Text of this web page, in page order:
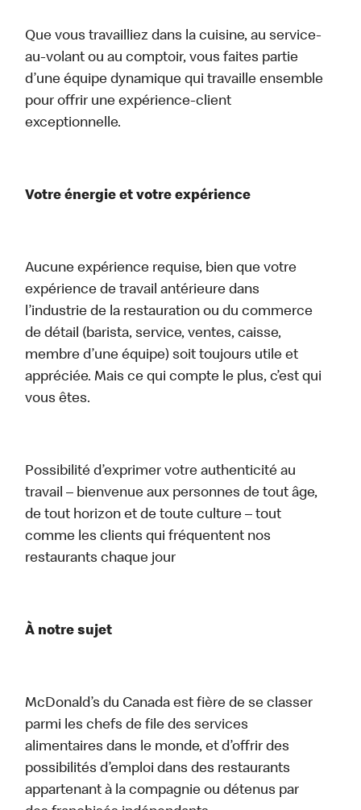
Que vous travailliez dans la cuisine, au service-
au-volant ou au comptoir, vous faites partie
d’une équipe dynamique qui travaille ensemble
pour offrir une expérience-client
exceptionnelle.
Votre énergie et votre expérience
Aucune expérience requise, bien que votre
expérience de travail antérieure dans
l’industrie de la restauration ou du commerce
de détail (barista, service, ventes, caisse,
membre d’une équipe) soit toujours utile et
appréciée. Mais ce qui compte le plus, c’est qui
vous êtes.
Possibilité d’exprimer votre authenticité au
travail – bienvenue aux personnes de tout âge,
de tout horizon et de toute culture – tout
comme les clients qui fréquentent nos
restaurants chaque jour
À notre sujet
McDonald’s du Canada est fière de se classer
parmi les chefs de file des services
alimentaires dans le monde, et d’offrir des
possibilités d’emploi dans des restaurants
appartenant à la compagnie ou détenus par